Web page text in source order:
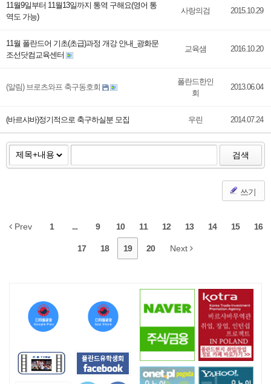
11월9일부터 11월13일까지 통역 구해요(영어 통
역도 가능)
사랑의검 2015.10.29
11월 폴란드어 기초(초급)과정 개강 안내_광화문
조선닷컴교육센터
교육샘 2016.10.20
(알림) 브로츠와프 축구동호회
폴란드한인
회
2013.06.04
(바르샤바)정기적으로 축구하실분 모집 우린 2014.07.24
검색
쓰기
Prev 1 ... 9 10 11 12 13 14 15 16
17 18 19 20 Next